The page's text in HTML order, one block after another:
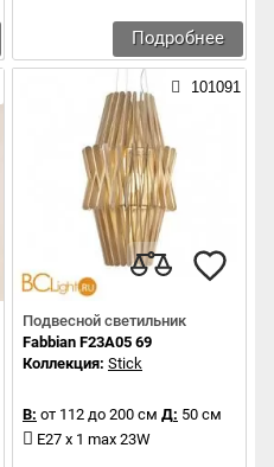
Подробнее
101091
Подвесной светильник
Fabbian F23A05 69
Коллекция: Stick
В: от 112 до 200 см Д: 50 см
E27 x 1 max 23W